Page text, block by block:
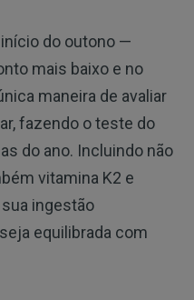
do outono —
mais baixo e no
maneira de avaliar
fazendo o teste do
do ano. Incluindo não
vitamina K2 e
ingestão
equilibrada com